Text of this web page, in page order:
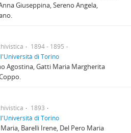
Giuseppina, Sereno Angela,
1894 - 1895
di Torino
Agostina, Gatti Maria Margherita
1893
di Torino
Barelli Irene, Del Pero Maria